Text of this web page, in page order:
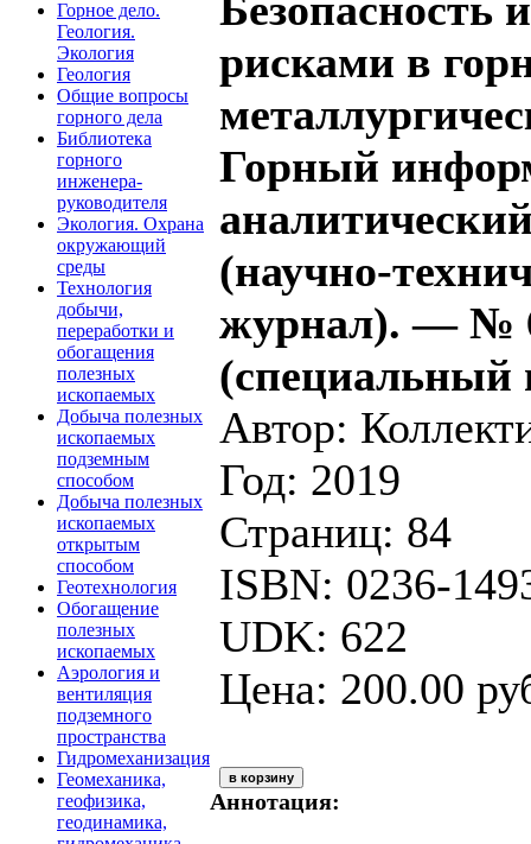
Горное дело.
Геология.
Экология
Геология
Общие вопросы
горного дела
Библиотека
горного
инженера-
руководителя
Экология. Охрана
окружающий
среды
Технология
добычи,
переработки и
обогащения
полезных
ископаемых
Добыча полезных
ископаемых
подземным
способом
Добыча полезных
ископаемых
открытым
способом
Геотехнология
Обогащение
полезных
ископаемых
Аэрология и
вентиляция
подземного
пространства
Гидромеханизация
Геомеханика,
геофизика,
геодинамика,
рисками в
Горный
(научно-
журнал). — №
(специальный
Автор:
Год: 2019
Страниц: 84
ISBN: 0236-
UDK: 622
Цена: 200.00
Аннотация: